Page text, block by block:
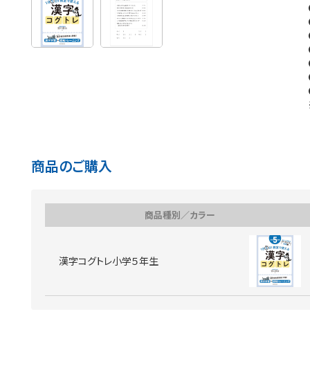
商品のご購入
商品種別／カラー
漢字コグトレ小学５年生